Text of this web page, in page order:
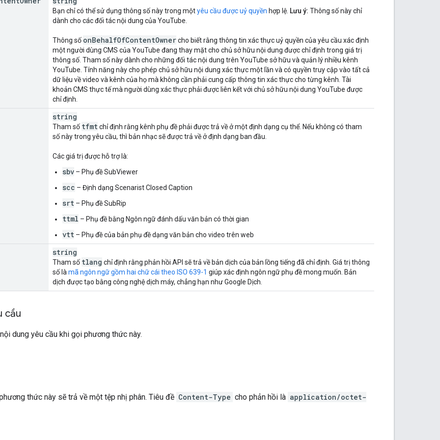
Bạn chỉ có thể sử dụng thông số này trong mộtyêu cầu được uỷ quyền hợp lệ. Lưu ý: Thông số này chỉ
dành cho các đối tác nội dung của YouTube.
Thông số onBehalfOfContentOwnercho biết rằng thông tin xác thực uỷ quyền của yêu cầu xác định
một người dùng CMS của YouTube đang thay mặt cho chủ sở hữu nội dung được chỉ định trong giá trị
thông số. Tham số này dành cho những đối tác nội dung trên YouTube sở hữu và quản lý nhiều kênh
YouTube. Tính năng này cho phép chủ sở hữu nội dung xác thực một lần và có quyền truy cập vào tất cả
dữ liệu về video và kênh của họ mà không cần phải cung cấp thông tin xác thực cho từng kênh. Tài
khoản CMS thực tế mà người dùng xác thực phải được liên kết với chủ sở hữu nội dung YouTube được
chỉ định.
string
Tham số tfmtchỉ định rằng kênh phụ đề phải được trả về ở một định dạng cụ thể. Nếu không có tham
số này trong yêu cầu, thì bản nhạc sẽ được trả về ở định dạng ban đầu.
Các giá trị được hỗ trợ là:
sbv – Phụ đề SubViewer
scc – Định dạng Scenarist Closed Caption
srt – Phụ đề SubRip
ttml – Phụ đề bằng Ngôn ngữ đánh dấu văn bản có thời gian
vtt – Phụ đề của bản phụ đề dạng văn bản cho video trên web
string
Tham số tlang chỉ định rằng phản hồi API sẽ trả về bản dịch của bản lồng tiếng đã chỉ định. Giá trị thông
số là mã ngôn ngữ gồm hai chữ cái theo ISO 639-1 giúp xác định ngôn ngữ phụ đề mong muốn. Bản
dịch được tạo bằng công nghệ dịch máy, chẳng hạn như Google Dịch.
cầu
nội dung yêu cầu khi gọi phương thức này.
phương thức này sẽ trả về một tệp nhị phân. Tiêu đề Content-Type cho phản hồi là application/octet-